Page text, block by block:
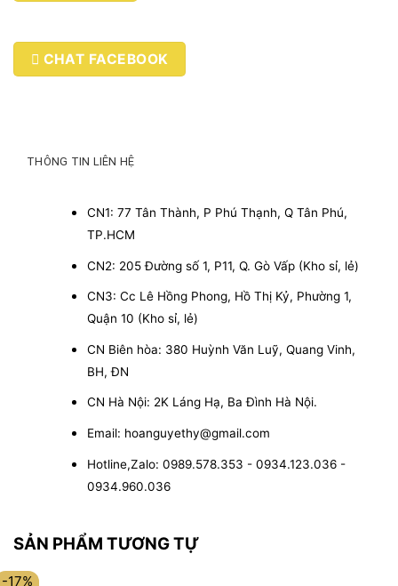
CHAT FACEBOOK
THÔNG TIN LIÊN HỆ
CN1: 77 Tân Thành, P Phú Thạnh, Q Tân Phú,
TP.HCM
CN2: 205 Đường số 1, P11, Q. Gò Vấp (Kho sỉ, lẻ)
CN3: Cc Lê Hồng Phong, Hồ Thị Kỷ, Phường 1,
Quận 10 (Kho sỉ, lẻ)
CN Biên hòa: 380 Huỳnh Văn Luỹ, Quang Vinh,
BH, ĐN
CN Hà Nội: 2K Láng Hạ, Ba Đình Hà Nội.
Email: hoanguyethy@gmail.com
Hotline,Zalo: 0989.578.353 - 0934.123.036 -
0934.960.036
SẢN PHẨM TƯƠNG TỰ
-17%